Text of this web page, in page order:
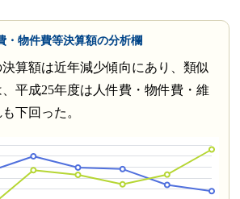
・物件費等決算額の分析欄
算額は近年減少傾向にあり、類似
平成25年度は人件費・物件費・維
下回った。